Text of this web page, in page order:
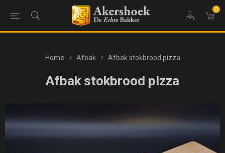
0
Home Afbak Afbak stokbrood pizza
Afbak stokbrood pizza